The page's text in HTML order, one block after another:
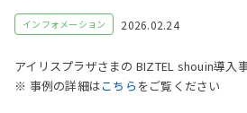
インフォメーション 2026.02.24
アイリスプラザさまの BIZTEL shouin導入
※ 事例の詳細はこちら をご覧ください